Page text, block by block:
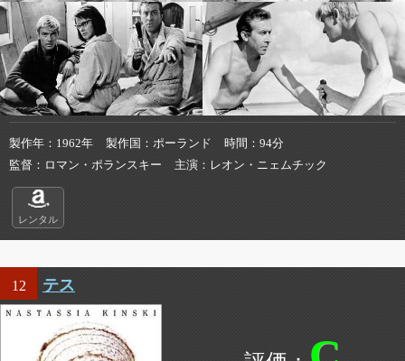
製作年 1962年 製作国 ポーランド 時間
94分
監督
ロマン・ポランスキー 主演 レオン・ニェムチック
レンタル
12 テス